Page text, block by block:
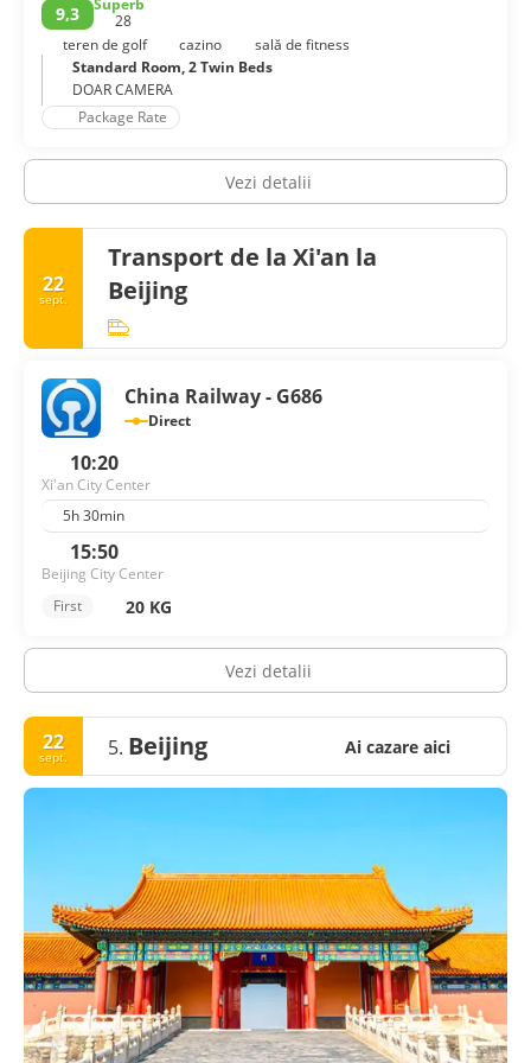
antice, mâncare stradală sau explorare culturală, Xi’an oferă
o introducere compactă, dar extrem de fascinantă, în istoria
Chinei.
9,3
Superb
28
teren de golf
cazino
sală de fitness
Standard Room, 2 Twin Beds
DOAR CAMERA
Package Rate
Vezi detalii
22
sept.
Transport de la Xi'an la
Beijing
China Railway - G686
Direct
10:20
Xi'an City Center
5h 30min
15:50
Beijing City Center
First
20 KG
Vezi detalii
22
sept. 5. Beijing Ai cazare aici